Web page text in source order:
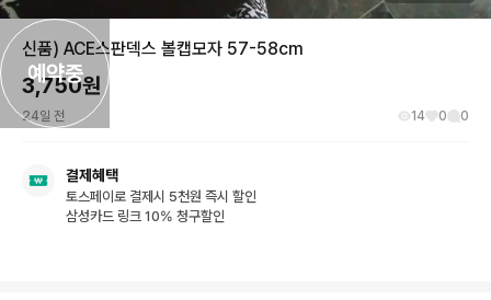
예약중
신품) ACE스판덱스 볼캡모자 57-58cm
3,750원
24일 전 14 0 0
결제혜택
토스페이로 결제시 5천원 즉시 할인
삼성카드 링크 10% 청구할인